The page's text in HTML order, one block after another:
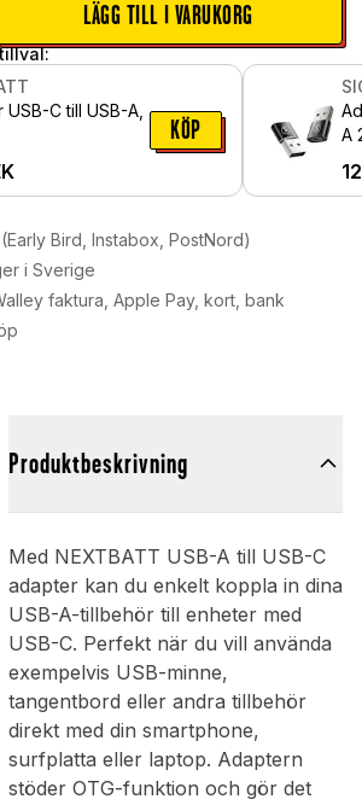
LÄGG TILL I VARUKORG
C till USB-A,
KÖP
A
Bird, Instabox, PostNord)
i Sverige
faktura, Apple Pay, kort, bank
Produktbeskrivning
Med NEXTBATT USB-A till USB-C
adapter kan du enkelt koppla in dina
USB-A-tillbehör till enheter med
USB-C. Perfekt när du vill använda
exempelvis USB-minne,
tangentbord eller andra tillbehör
direkt med din smartphone,
surfplatta eller laptop. Adaptern
stöder OTG-funktion och gör det